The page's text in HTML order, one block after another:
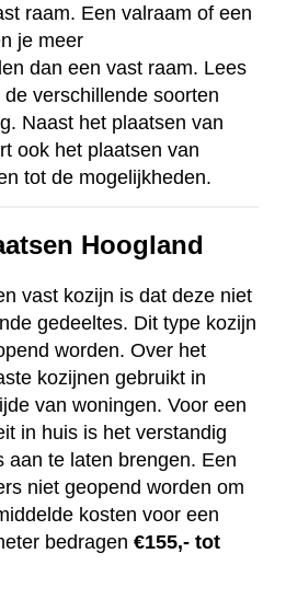
raam. Een valraam of een
je meer
dan een vast raam. Lees
verschillende soorten
Naast het plaatsen van
ook het plaatsen van
tot de mogelijkheden.
Hoogland
vast kozijn is dat deze niet
gedeeltes. Dit type kozijn
worden. Over het
kozijnen gebruikt in
van woningen. Voor een
in huis is het verstandig
aan te laten brengen. Een
niet geopend worden om
kosten voor een
bedragen €155,- tot